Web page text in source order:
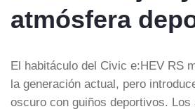
atmósfera
El habitáculo del Civic e:HEV RS
la generación actual, pero
oscuro con guiños deportivos. Los